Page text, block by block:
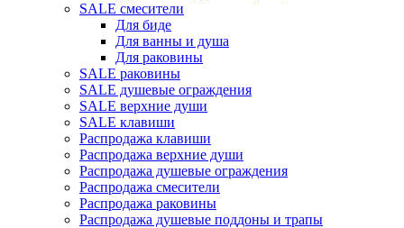
SALE смесители
Для биде
Для ванны и душа
Для раковины
SALE раковины
SALE душевые ограждения
SALE верхние души
SALE клавиши
Распродажа клавиши
Распродажа верхние души
Распродажа душевые ограждения
Распродажа смесители
Распродажа раковины
Распродажа душевые поддоны и трапы